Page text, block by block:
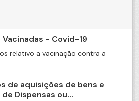
- Covid-19
relativo a vacinação contra a
de aquisições de bens e
Dispensas ou...